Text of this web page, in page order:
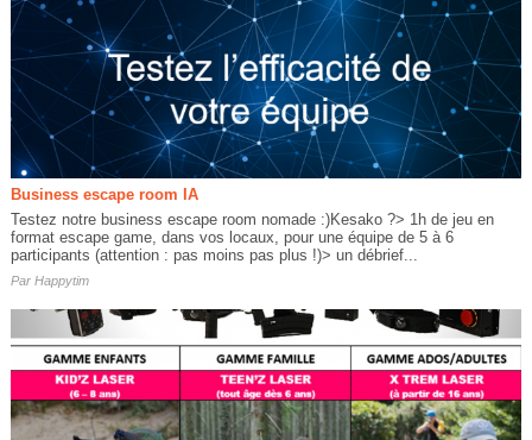
Business escape room IA
Testez notre business escape room nomade :)Kesako ?> 1h de jeu en
format escape game, dans vos locaux, pour une équipe de 5 à 6
participants (attention : pas moins pas plus !)> un débrief...
Par Happytim